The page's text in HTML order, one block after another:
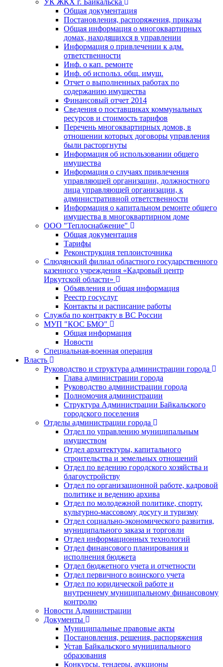
Общая документация
Постановления, распоряжения, приказы
Общая информация о многоквартирных
домах, находящихся в управлении
Информация о привлечении к адм.
ответственности
Инф. о кап. ремонте
Инф. об использ. общ. имущ.
Отчет о выполненных работах по
содержанию имущества
Финансовый отчет 2014
Сведения о поставщиках коммунальных
ресурсов и стоимость тарифов
Перечень многоквартирных домов, в
отношении которых договоры управления
были расторгнуты
Информация об использовании общего
имущества
Информация о случаях привлечения
управляющей организации, должностного
лица управляющей организации, к
административной ответственности
Информация о капитальном ремонте общего
имущества в многоквартирном доме
ООО "Теплоснабжение"
Общая документация
Тарифы
Реконструкция теплоисточника
Слюдянский филиал областного государственного
казенного учреждения «Кадровый центр
Иркутской области»
Объявления и общая информация
Реестр госуслуг
Контакты и расписание работы
Служба по контракту в ВС России
МУП "КОС БМО"
Общая информация
Новости
Специальная-военная операция
Власть
Руководство и структура администрации города
Глава администрации города
Руководство администрации города
Полномочия администрации
Структура Администрации Байкальского
городского поселения
Отделы администрации города
Отдел по управлению муниципальным
имуществом
Отдел архитектуры, капитального
строительства и земельных отношений
Отдел по ведению городского хозяйства и
благоустройству
Отдел по организационной работе, кадровой
политике и ведению архива
Отдел по молодежной политике, спорту,
культурно-массовому досугу и туризму
Отдел социально-экономического развития,
муниципального заказа и торговли
Отдел информационных технологий
Отдел финансового планирования и
исполнения бюджета
Отдел бюджетного учета и отчетности
Отдел первичного воинского учета
Отдел по юридической работе и
внутреннему муниципальному финансовому
контролю
Новости Администрации
Документы
Муниципальные правовые акты
Постановления, решения, распоряжения
Устав Байкальского муниципального
образования
Конкурсы, тендеры, аукционы